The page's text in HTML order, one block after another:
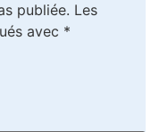
publiée. Les
avec *